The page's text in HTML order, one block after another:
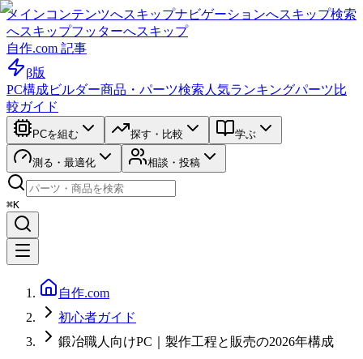
メインコンテンツへスキップナビゲーションへスキップ検索
へスキップフッターへスキップ
自作.com 記事
β版
PC構成ビルダー商品・パーツ検索 人気ランキングパーツ比
較ガイド
PCを組む 探す・比較 学ぶ
測る・最適化 相談・投稿
⌘K
自作.com
初心者ガイド
鍛冶職人向けPC｜製作工程と販売の2026年構成